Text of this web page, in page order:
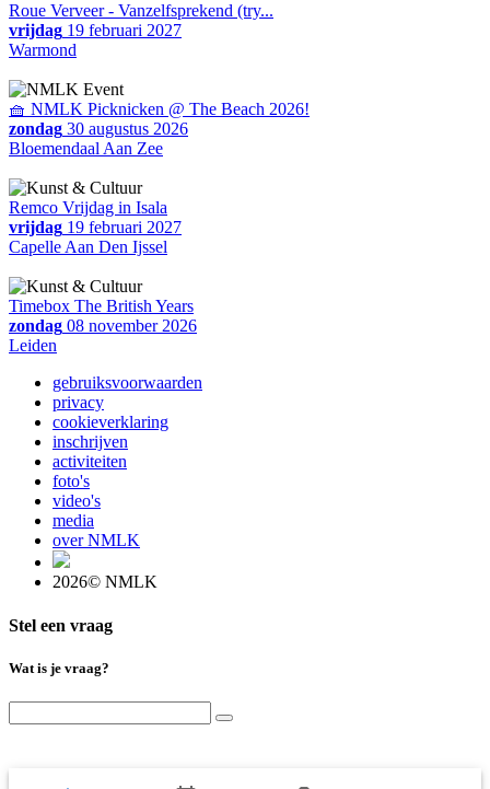
Roue Verveer - Vanzelfsprekend (try...
vrijdag 19 februari 2027
Warmond
🧺 NMLK Picknicken @ The Beach 2026!
zondag 30 augustus 2026
Bloemendaal Aan Zee
Remco Vrijdag in Isala
vrijdag 19 februari 2027
Capelle Aan Den Ijssel
Timebox The British Years
zondag 08 november 2026
Leiden
gebruiksvoorwaarden
privacy
cookieverklaring
inschrijven
activiteiten
foto's
video's
media
over NMLK
2026© NMLK
Stel een vraag
Wat is je vraag?